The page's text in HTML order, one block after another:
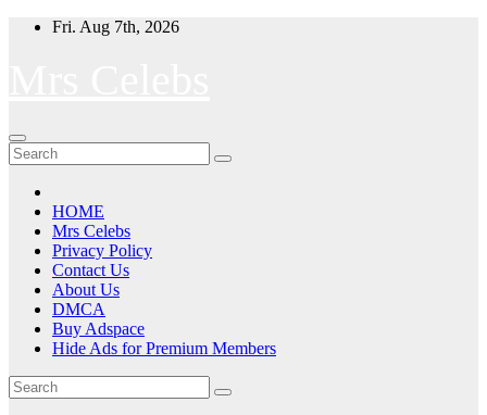
Skip
Fri. Aug 7th, 2026
HOME
Mrs Celebs
Privacy Policy
Contact Us
About Us
DMCA
Buy Adspace
Hide Ads for Premium Members